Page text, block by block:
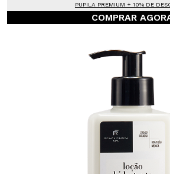
PUPILA PREMIUM + 10% DE
COMPRAR